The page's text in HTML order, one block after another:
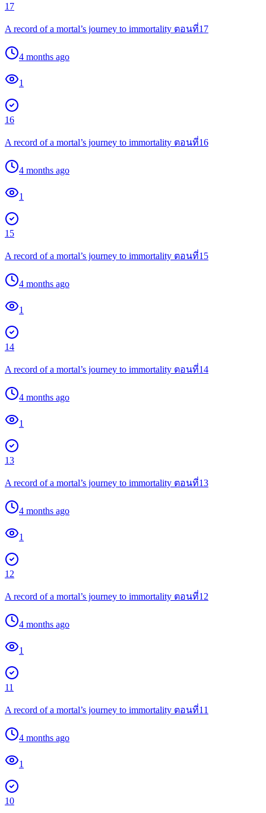
17
A record of a mortal’s journey to immortality ตอนที่17
4 months ago
1
16
A record of a mortal’s journey to immortality ตอนที่16
4 months ago
1
15
A record of a mortal’s journey to immortality ตอนที่15
4 months ago
1
14
A record of a mortal’s journey to immortality ตอนที่14
4 months ago
1
13
A record of a mortal’s journey to immortality ตอนที่13
4 months ago
1
12
A record of a mortal’s journey to immortality ตอนที่12
4 months ago
1
11
A record of a mortal’s journey to immortality ตอนที่11
4 months ago
1
10